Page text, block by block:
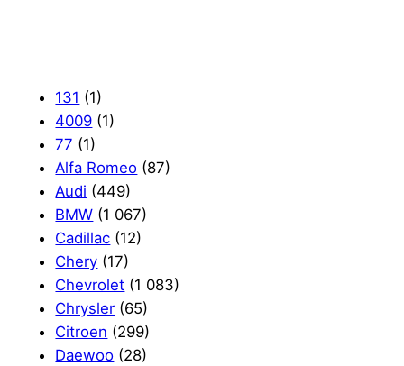
131 (1)
4009 (1)
77 (1)
Alfa Romeo (87)
Audi (449)
BMW (1 067)
Cadillac (12)
Chery (17)
Chevrolet (1 083)
Chrysler (65)
Citroen (299)
Daewoo (28)